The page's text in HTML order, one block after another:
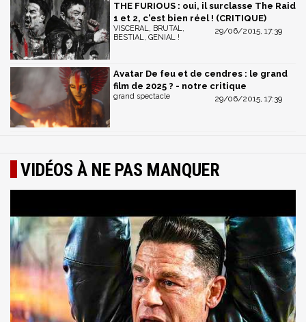
THE FURIOUS : oui, il surclasse The Raid
1 et 2, c'est bien réel ! (CRITIQUE)
29/06/2015, 17:39
VISCERAL, BRUTAL,
BESTIAL, GENIAL !
Avatar De feu et de cendres : le grand
film de 2025 ? - notre critique
29/06/2015, 17:39
grand spectacle
VIDÉOS À NE PAS MANQUER